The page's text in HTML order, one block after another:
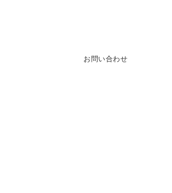
お問い合わせ